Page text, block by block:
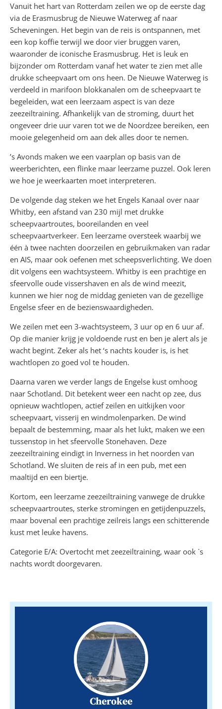
Vanuit het hart van Rotterdam zeilen we op de eerste dag
via de Erasmusbrug de Nieuwe Waterweg af naar
Scheveningen. Het begin van de reis is ontspannen, met
een kop koffie terwijl we door vier bruggen varen,
waaronder de iconische Erasmusbrug. Het is leuk en
bijzonder om Rotterdam vanaf het water te zien met alle
drukke scheepvaart om ons heen. De Nieuwe Waterweg is
verdeeld in marifoon blokkanalen om de scheepvaart te
begeleiden, wat een leerzaam aspect is van deze
zeezeiltraining. Afhankelijk van de stroming, duurt het
ongeveer drie uur varen tot we de Noordzee bereiken, een
mooie gelegenheid om aan dek alles door te nemen.
’s Avonds maken we een vaarplan op basis van de
weerberichten, een flinke maar leerzame puzzel. Ook leren
we hoe je weerkaarten moet interpreteren.
De volgende dag steken we het Engels Kanaal over naar
Whitby, een afstand van 230 mijl met drukke
scheepvaartroutes, booreilanden en veel
scheepvaartverkeer. Een leerzame oversteek waarbij we
één à twee nachten doorzeilen en gebruikmaken van radar
en AIS, maar ook oefenen met scheepsverlichting. We doen
dit volgens een wachtsysteem. Whitby is een prachtige en
sfeervolle oude vissershaven en als de wind meezit,
kunnen we hier nog de middag genieten van de gezellige
Engelse sfeer en de bezienswaardigheden.
We zeilen met een 3-wachtsysteem, 3 uur op en 6 uur af.
Op die manier krijg je voldoende rust en ben je alert als je
wacht begint. Zeker als het ‘s nachts kouder is, is het
wachtlopen zo goed vol te houden.
Daarna varen we verder langs de Engelse kust omhoog
naar Schotland. Dit betekent weer een nacht op zee, dus
opnieuw wachtlopen, actief zeilen en uitkijken voor
scheepvaart, visserij en windmolenparken. De wind
bepaalt de bestemming, maar als het lukt, maken we een
tussenstop in het sfeervolle Stonehaven. Deze
zeezeiltraining eindigt in Inverness in het noorden van
Schotland. We sluiten de reis af in een pub, met een
maaltijd en een biertje.
Kortom, een leerzame zeezeiltraining vanwege de drukke
scheepvaartroutes, sterke stromingen en getijdenpuzzels,
maar bovenal een prachtige zeilreis langs een schitterende
kust met leuke havens.
Categorie E/A: Overtocht met zeezeiltraining, waar ook `s
nachts wordt doorgevaren.
Cherokee